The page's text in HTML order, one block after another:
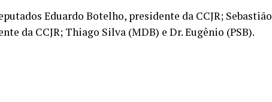
Eduardo Botelho, presidente da CCJR; Sebastião
da CCJR; Thiago Silva (MDB) e Dr. Eugênio (PSB).